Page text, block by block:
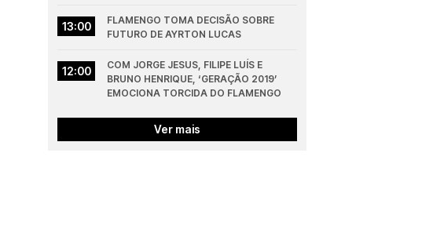
13:00
FLAMENGO TOMA DECISÃO SOBRE
FUTURO DE AYRTON LUCAS
12:00
COM JORGE JESUS, FILIPE LUÍS E
BRUNO HENRIQUE, ‘GERAÇÃO 2019’
EMOCIONA TORCIDA DO FLAMENGO
Ver mais